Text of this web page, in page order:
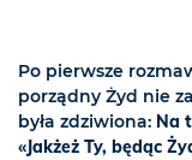
Po pierwsze
porządny Żyd nie
była zdziwiona: Na
«Jakżeż Ty, będąc